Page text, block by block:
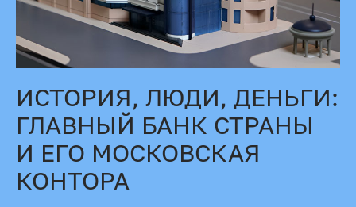
ИСТОРИЯ, ЛЮДИ, ДЕНЬГИ:
ГЛАВНЫЙ БАНК СТРАНЫ
И ЕГО МОСКОВСКАЯ
КОНТОРА